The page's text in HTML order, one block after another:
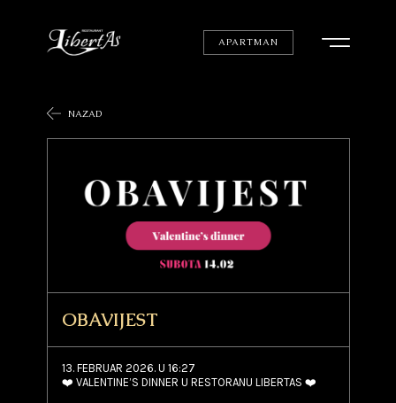
APARTMAN
NAZAD
OBAVIJEST
13. FEBRUAR 2026. U 16:27
❤️ VALENTINE’S DINNER U RESTORANU LIBERTAS ❤️